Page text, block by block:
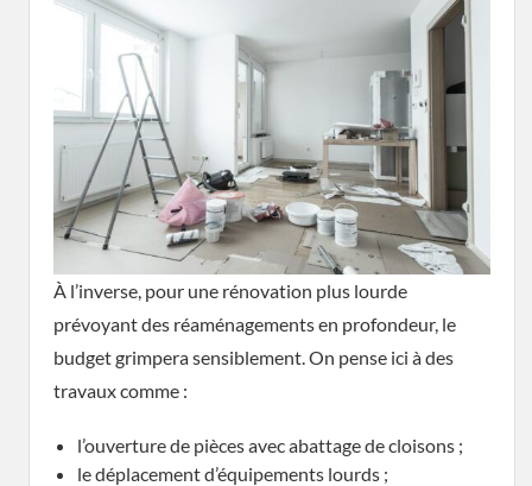
À l’inverse, pour une rénovation plus lourde
prévoyant des réaménagements en profondeur, le
budget grimpera sensiblement. On pense ici à des
travaux comme :
l’ouverture de pièces avec abattage de cloisons ;
le déplacement d’équipements lourds ;